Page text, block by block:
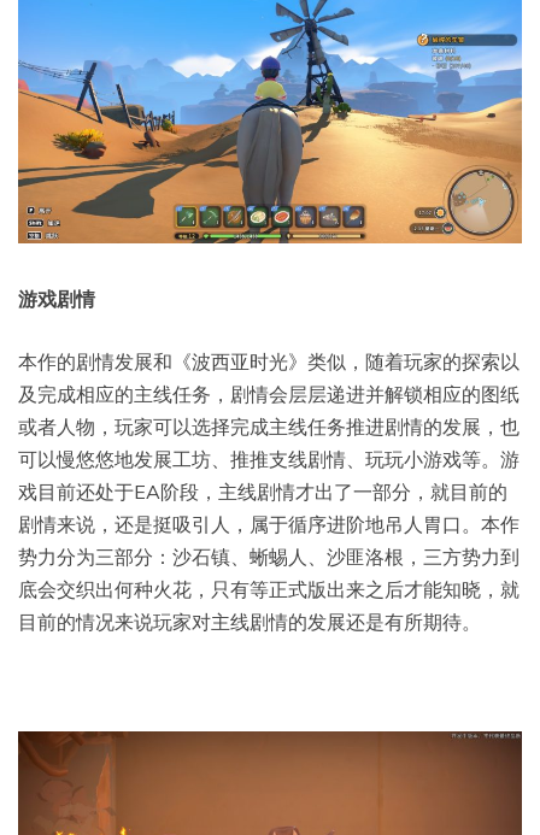
游戏剧情
本作的剧情发展和《波西亚时光》类似，随着玩家的探索以
及完成相应的主线任务，剧情会层层递进并解锁相应的图纸
或者人物，玩家可以选择完成主线任务推进剧情的发展，也
可以慢悠悠地发展工坊、推推支线剧情、玩玩小游戏等。游
戏目前还处于EA阶段，主线剧情才出了一部分，就目前的
剧情来说，还是挺吸引人，属于循序进阶地吊人胃口。本作
势力分为三部分：沙石镇、蜥蜴人、沙匪洛根，三方势力到
底会交织出何种火花，只有等正式版出来之后才能知晓，就
目前的情况来说玩家对主线剧情的发展还是有所期待。